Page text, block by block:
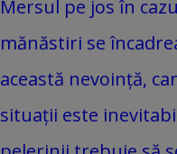
Mersul pe jos în
mănăstiri se
această nevoință,
situații este